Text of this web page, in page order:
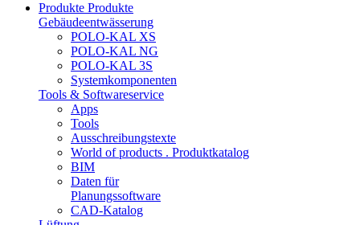
Produkte Produkte
Gebäudeentwässerung
POLO-KAL XS
POLO-KAL NG
POLO-KAL 3S
Systemkomponenten
Tools & Softwareservice
Apps
Tools
Ausschreibungstexte
World of products . Produktkatalog
BIM
Daten für
Planungssoftware
CAD-Katalog